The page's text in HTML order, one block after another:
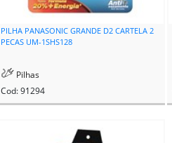
PILHA PANASONIC GRANDE D2 CARTELA 2
PECAS UM-1SHS128
Pilhas
Cod: 91294